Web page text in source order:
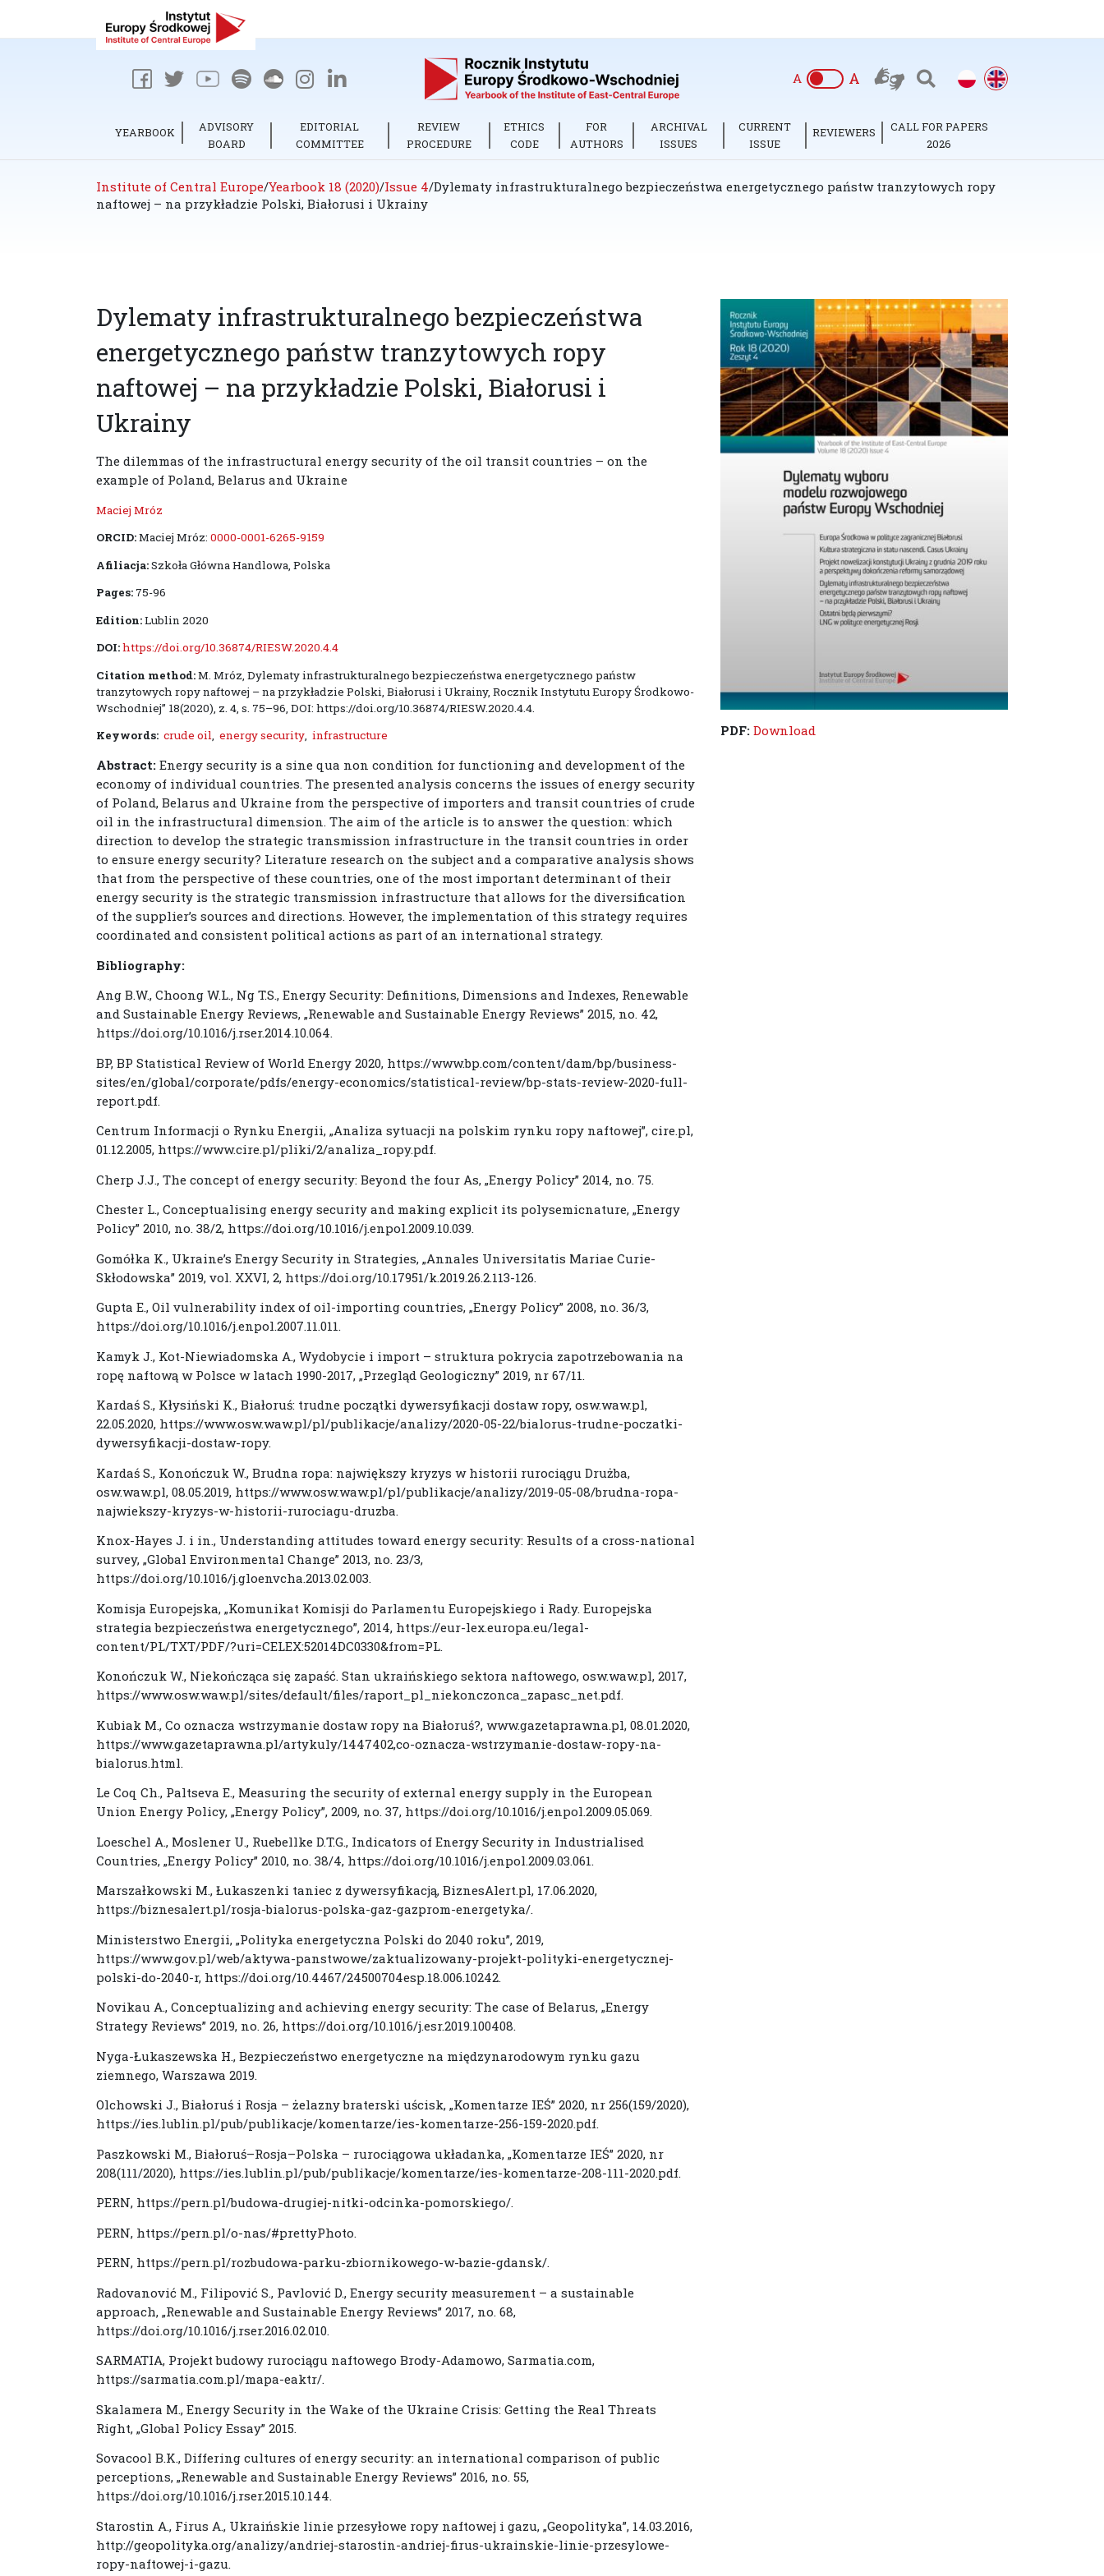
A A
YEARBOOK
ADVISORY
BOARD
EDITORIAL
COMMITTEE
REVIEW
PROCEDURE
ETHICS
CODE
FOR
AUTHORS
ARCHIVAL
ISSUES
CURRENT
ISSUE
REVIEWERS
CALL FOR PAPERS
2026
Institute of Central Europe/Yearbook 18 (2020)/Issue 4/Dylematy infrastrukturalnego bezpieczeństwa energetycznego państw tranzytowych ropy
naftowej – na przykładzie Polski, Białorusi i Ukrainy
Dylematy infrastrukturalnego bezpieczeństwa
energetycznego państw tranzytowych ropy
naftowej – na przykładzie Polski, Białorusi i
Ukrainy
The dilemmas of the infrastructural energy security of the oil transit countries – on the
example of Poland, Belarus and Ukraine
Maciej Mróz
ORCID:Maciej Mróz: 0000-0001-6265-9159
Afiliacja:Szkoła Główna Handlowa, Polska
Pages: 75-96
Edition:Lublin 2020
DOI:https://doi.org/10.36874/RIESW.2020.4.4
Citation method:M. Mróz, Dylematy infrastrukturalnego bezpieczeństwa energetycznego państw
tranzytowych ropy naftowej – na przykładzie Polski, Białorusi i Ukrainy, Rocznik Instytutu Europy Środkowo-
Wschodniej” 18(2020), z. 4, s. 75–96, DOI: https://doi.org/10.36874/RIESW.2020.4.4.
Keywords: crude oil, energy security, infrastructure
Abstract: Energy security is a sine qua non condition for functioning and development of the
economy of individual countries. The presented analysis concerns the issues of energy security
of Poland, Belarus and Ukraine from the perspective of importers and transit countries of crude
oil in the infrastructural dimension. The aim of the article is to answer the question: which
direction to develop the strategic transmission infrastructure in the transit countries in order
to ensure energy security? Literature research on the subject and a comparative analysis shows
that from the perspective of these countries, one of the most important determinant of their
energy security is the strategic transmission infrastructure that allows for the diversification
of the supplier’s sources and directions. However, the implementation of this strategy requires
coordinated and consistent political actions as part of an international strategy.
Bibliography:
Ang B.W., Choong W.L., Ng T.S., Energy Security: Definitions, Dimensions and Indexes, Renewable
and Sustainable Energy Reviews, „Renewable and Sustainable Energy Reviews” 2015, no. 42,
https://doi.org/10.1016/j.rser.2014.10.064.
BP, BP Statistical Review of World Energy 2020, https://www.bp.com/content/dam/bp/business-
sites/en/global/corporate/pdfs/energy-economics/statistical-review/bp-stats-review-2020-full-
report.pdf.
Centrum Informacji o Rynku Energii, „Analiza sytuacji na polskim rynku ropy naftowej”, cire.pl,
01.12.2005, https://www.cire.pl/pliki/2/analiza_ropy.pdf.
Cherp J.J., The concept of energy security: Beyond the four As, „Energy Policy” 2014, no. 75.
Chester L., Conceptualising energy security and making explicit its polysemicnature, „Energy
Policy” 2010, no. 38/2, https://doi.org/10.1016/j.enpol.2009.10.039.
Gomółka K., Ukraine’s Energy Security in Strategies, „Annales Universitatis Mariae Curie-
Skłodowska” 2019, vol. XXVI, 2, https://doi.org/10.17951/k.2019.26.2.113-126.
Gupta E., Oil vulnerability index of oil-importing countries, „Energy Policy” 2008, no. 36/3,
https://doi.org/10.1016/j.enpol.2007.11.011.
Kamyk J., Kot-Niewiadomska A., Wydobycie i import – struktura pokrycia zapotrzebowania na
ropę naftową w Polsce w latach 1990-2017, „Przegląd Geologiczny” 2019, nr 67/11.
Kardaś S., Kłysiński K., Białoruś: trudne początki dywersyfikacji dostaw ropy, osw.waw.pl,
22.05.2020, https://www.osw.waw.pl/pl/publikacje/analizy/2020-05-22/bialorus-trudne-poczatki-
dywersyfikacji-dostaw-ropy.
Kardaś S., Konończuk W., Brudna ropa: największy kryzys w historii rurociągu Drużba,
osw.waw.pl, 08.05.2019, https://www.osw.waw.pl/pl/publikacje/analizy/2019-05-08/brudna-ropa-
najwiekszy-kryzys-w-historii-rurociagu-druzba.
Knox-Hayes J. i in., Understanding attitudes toward energy security: Results of a cross-national
survey, „Global Environmental Change” 2013, no. 23/3,
https://doi.org/10.1016/j.gloenvcha.2013.02.003.
Komisja Europejska, „Komunikat Komisji do Parlamentu Europejskiego i Rady. Europejska
strategia bezpieczeństwa energetycznego”, 2014, https://eur-lex.europa.eu/legal-
content/PL/TXT/PDF/?uri=CELEX:52014DC0330&from=PL.
Konończuk W., Niekończąca się zapaść. Stan ukraińskiego sektora naftowego, osw.waw.pl, 2017,
https://www.osw.waw.pl/sites/default/files/raport_pl_niekonczonca_zapasc_net.pdf.
Kubiak M., Co oznacza wstrzymanie dostaw ropy na Białoruś?, www.gazetaprawna.pl, 08.01.2020,
https://www.gazetaprawna.pl/artykuly/1447402,co-oznacza-wstrzymanie-dostaw-ropy-na-
bialorus.html.
Le Coq Ch., Paltseva E., Measuring the security of external energy supply in the European
Union Energy Policy, „Energy Policy”, 2009, no. 37, https://doi.org/10.1016/j.enpol.2009.05.069.
Loeschel A., Moslener U., Ruebellke D.T.G., Indicators of Energy Security in Industrialised
Countries, „Energy Policy” 2010, no. 38/4, https://doi.org/10.1016/j.enpol.2009.03.061.
Marszałkowski M., Łukaszenki taniec z dywersyfikacją, BiznesAlert.pl, 17.06.2020,
https://biznesalert.pl/rosja-bialorus-polska-gaz-gazprom-energetyka/.
Ministerstwo Energii, „Polityka energetyczna Polski do 2040 roku”, 2019,
https://www.gov.pl/web/aktywa-panstwowe/zaktualizowany-projekt-polityki-energetycznej-
polski-do-2040-r, https://doi.org/10.4467/24500704esp.18.006.10242.
Novikau A., Conceptualizing and achieving energy security: The case of Belarus, „Energy
Strategy Reviews” 2019, no. 26, https://doi.org/10.1016/j.esr.2019.100408.
Nyga-Łukaszewska H., Bezpieczeństwo energetyczne na międzynarodowym rynku gazu
ziemnego, Warszawa 2019.
Olchowski J., Białoruś i Rosja – żelazny braterski uścisk, „Komentarze IEŚ” 2020, nr 256(159/2020),
https://ies.lublin.pl/pub/publikacje/komentarze/ies-komentarze-256-159-2020.pdf.
Paszkowski M., Białoruś–Rosja–Polska – rurociągowa układanka, „Komentarze IEŚ” 2020, nr
208(111/2020), https://ies.lublin.pl/pub/publikacje/komentarze/ies-komentarze-208-111-2020.pdf.
PERN, https://pern.pl/budowa-drugiej-nitki-odcinka-pomorskiego/.
PERN, https://pern.pl/o-nas/#prettyPhoto.
PERN, https://pern.pl/rozbudowa-parku-zbiornikowego-w-bazie-gdansk/.
Radovanović M., Filipović S., Pavlović D., Energy security measurement – a sustainable
approach, „Renewable and Sustainable Energy Reviews” 2017, no. 68,
https://doi.org/10.1016/j.rser.2016.02.010.
SARMATIA, Projekt budowy rurociągu naftowego Brody-Adamowo, Sarmatia.com,
https://sarmatia.com.pl/mapa-eaktr/.
Skalamera M., Energy Security in the Wake of the Ukraine Crisis: Getting the Real Threats
Right, „Global Policy Essay” 2015.
Sovacool B.K., Differing cultures of energy security: an international comparison of public
perceptions, „Renewable and Sustainable Energy Reviews” 2016, no. 55,
https://doi.org/10.1016/j.rser.2015.10.144.
Starostin A., Firus A., Ukraińskie linie przesyłowe ropy naftowej i gazu, „Geopolityka”, 14.03.2016,
http://geopolityka.org/analizy/andriej-starostin-andriej-firus-ukrainskie-linie-przesylowe-
ropy-naftowej-i-gazu.
PDF: Download